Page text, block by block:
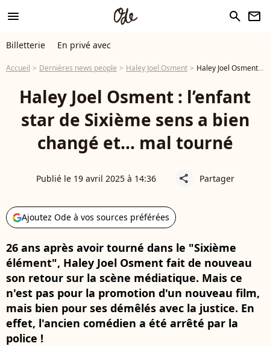
menu search newsletter
Billetterie En privé avec
Accueil Dernières news people Haley Joel Osment Haley Joel Osment : l’enfant star de Sixième sens a bien changé et… mal tourné
Haley Joel Osment : l’enfant
star de Sixième sens a bien
changé et… mal tourné
Publié le 19 avril 2025 à 14:36 share Partager
Ajoutez Ode à vos sources préférées
26 ans après avoir tourné dans le "Sixième
élément", Haley Joel Osment fait de nouveau
son retour sur la scène médiatique. Mais ce
n'est pas pour la promotion d'un nouveau film,
mais bien pour ses démêlés avec la justice. En
effet, l'ancien comédien a été arrêté par la
police !